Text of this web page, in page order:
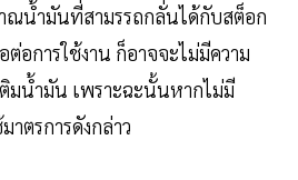
ณน้ำมันที่สามรรถกลั่นได้กับสต็อก
อการใช้งาน ก็อาจจะไม่มีความ
มน้ำมัน เพราะฉะนั้นหากไม่มี
าตรการดังกล่าว